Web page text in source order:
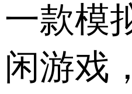
一款模
闲游戏